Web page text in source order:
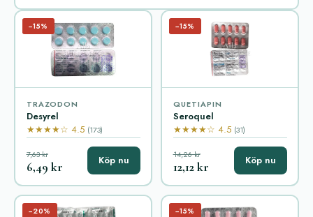
−15%
TRAZODON
Desyrel
★★★★☆ 4.5 (173)
7,63 kr
6,49 kr Köp nu
−15%
QUETIAPIN
Seroquel
★★★★☆ 4.5 (31)
14,26 kr
12,12 kr Köp nu
−20% −15%